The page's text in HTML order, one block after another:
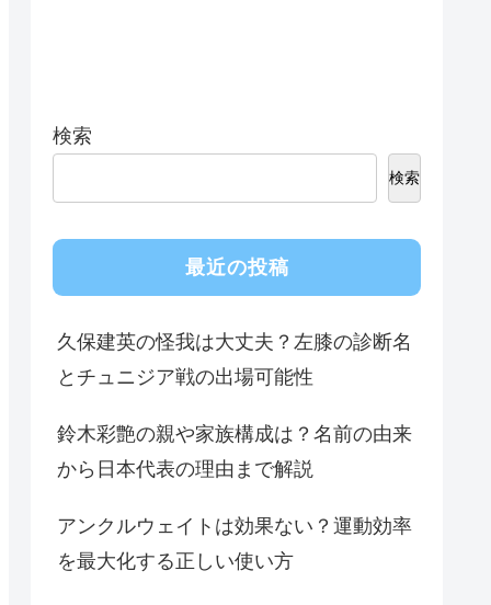
検索
検索
最近の投稿
久保建英の怪我は大丈夫？左膝の診断名
とチュニジア戦の出場可能性
鈴木彩艶の親や家族構成は？名前の由来
から日本代表の理由まで解説
アンクルウェイトは効果ない？運動効率
を最大化する正しい使い方